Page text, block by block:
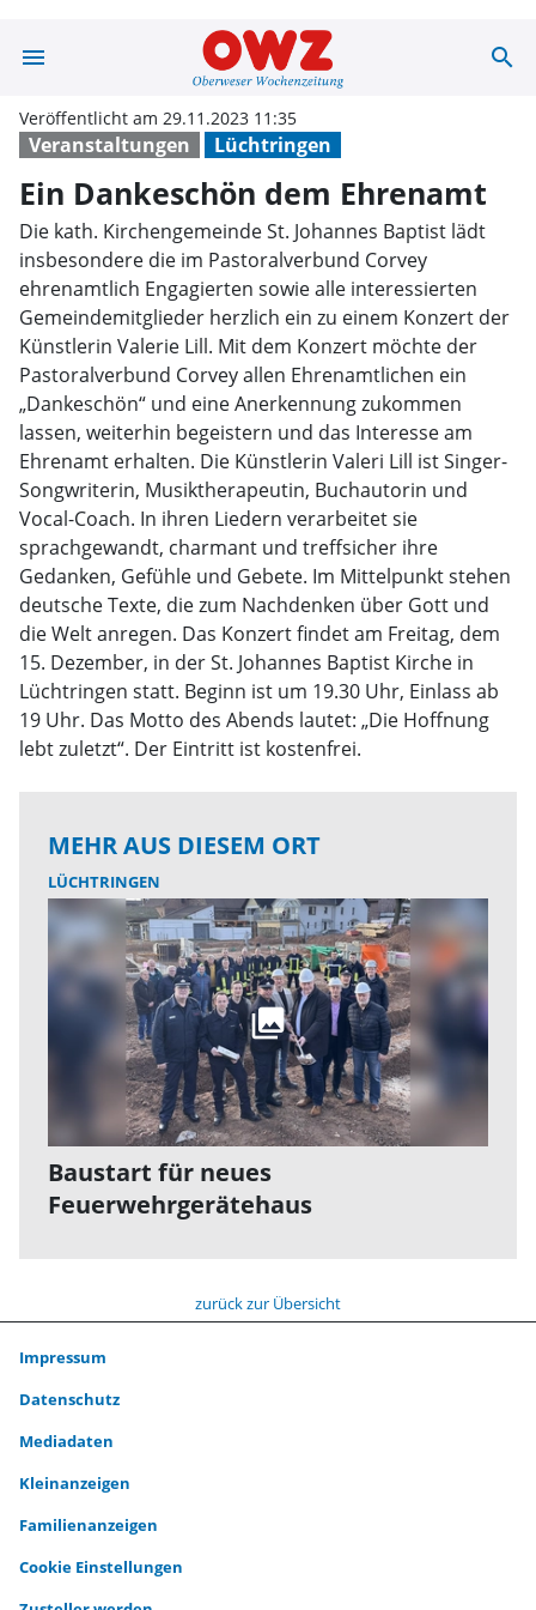
menu Ein search
Veranstaltungen Lüchtringen
Veröffentlicht am 29.11.2023 11:35
Ein Dankeschön dem Ehrenamt
Die kath. Kirchengemeinde St. Johannes Baptist lädt
insbesondere die im Pastoralverbund Corvey
ehrenamtlich Engagierten sowie alle interessierten
Gemeindemitglieder herzlich ein zu einem Konzert der
Künstlerin Valerie Lill. Mit dem Konzert möchte der
Pastoralverbund Corvey allen Ehrenamtlichen ein
„Dankeschön“ und eine Anerkennung zukommen
lassen, weiterhin begeistern und das Interesse am
Ehrenamt erhalten. Die Künstlerin Valeri Lill ist Singer-
Songwriterin, Musiktherapeutin, Buchautorin und
Vocal-Coach. In ihren Liedern verarbeitet sie
sprachgewandt, charmant und treffsicher ihre
Gedanken, Gefühle und Gebete. Im Mittelpunkt stehen
deutsche Texte, die zum Nachdenken über Gott und
die Welt anregen. Das Konzert findet am Freitag, dem
15. Dezember, in der St. Johannes Baptist Kirche in
Lüchtringen statt. Beginn ist um 19.30 Uhr, Einlass ab
19 Uhr. Das Motto des Abends lautet: „Die Hoffnung
lebt zuletzt“. Der Eintritt ist kostenfrei.
MEHR AUS DIESEM ORT
LÜCHTRINGEN
Baustart für neues
Feuerwehrgerätehaus
zurück zur Übersicht
Impressum
Datenschutz
Mediadaten
Kleinanzeigen
Familienanzeigen
Cookie Einstellungen